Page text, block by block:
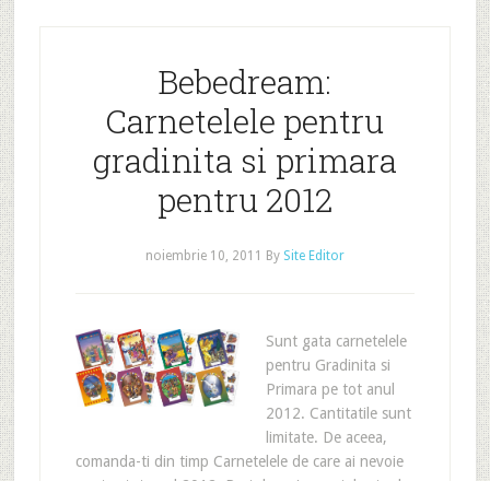
Bebedream:
Carnetelele pentru
gradinita si primara
pentru 2012
noiembrie 10, 2011 By Site Editor
Sunt gata carnetelele
pentru Gradinita si
Primara pe tot anul
2012. Cantitatile sunt
limitate. De aceea,
comanda-ti din timp Carnetelele de care ai nevoie